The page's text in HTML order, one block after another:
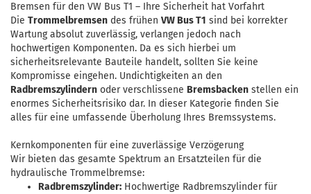
Bremsen für den VW Bus T1 – Ihre Sicherheit hat Vorfahrt
Die Trommelbremsen des frühen VW Bus T1 sind bei korrekter
Wartung absolut zuverlässig, verlangen jedoch nach
hochwertigen Komponenten. Da es sich hierbei um
sicherheitsrelevante Bauteile handelt, sollten Sie keine
Kompromisse eingehen. Undichtigkeiten an den
Radbremszylindern oder verschlissene Bremsbacken stellen ein
enormes Sicherheitsrisiko dar. In dieser Kategorie finden Sie
alles für eine umfassende Überholung Ihres Bremssystems.
Kernkomponenten für eine zuverlässige Verzögerung
Wir bieten das gesamte Spektrum an Ersatzteilen für die
hydraulische Trommelbremse:
Radbremszylinder: Hochwertige Radbremszylinder für